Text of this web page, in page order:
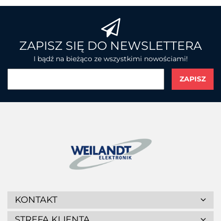
BROTHER
ZAPISZ SIĘ DO NEWSLETTERA
I bądź na bieżąco ze wszystkimi nowościami!
KONTAKT